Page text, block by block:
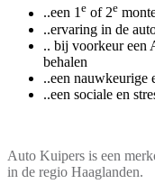
..een 1e of 2e
..ervaring in de
.. bij voorkeur een
behalen
..een nauwkeurige
..een sociale en
Auto Kuipers is een
in de regio Haaglanden.